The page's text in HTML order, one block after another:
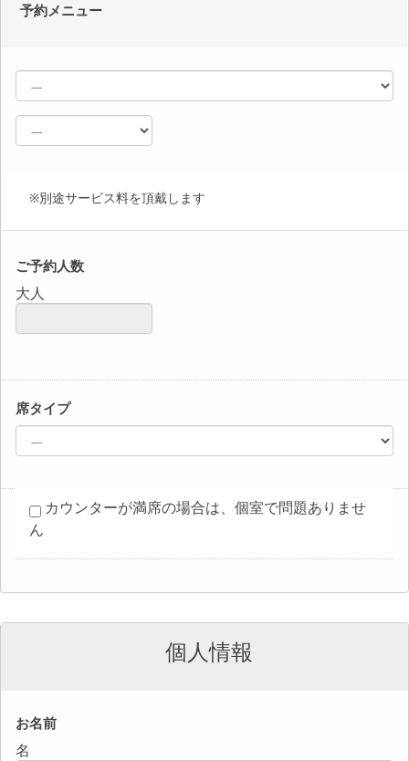
予約メニュー
※別途サービス料を頂戴します
ご予約人数
大人
席タイプ
カウンターが満席の場合は、個室で問題ありませ
ん
個人情報
お名前
名